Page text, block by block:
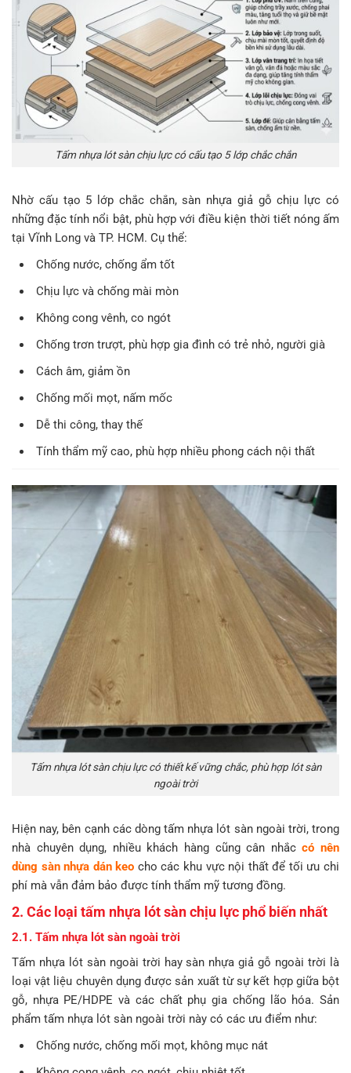
Tấm nhựa lót sàn chịu lực có cấu tạo 5 lớp chắc chắn
Nhờ cấu tạo 5 lớp chắc chắn, sàn nhựa giả gỗ chịu lực có
những đặc tính nổi bật, phù hợp với điều kiện thời tiết nóng ấm
tại Vĩnh Long và TP. HCM. Cụ thể:
Chống nước, chống ẩm tốt
Chịu lực và chống mài mòn
Không cong vênh, co ngót
Chống trơn trượt, phù hợp gia đình có trẻ nhỏ, người già
Cách âm, giảm ồn
Chống mối mọt, nấm mốc
Dễ thi công, thay thế
Tính thẩm mỹ cao, phù hợp nhiều phong cách nội thất
Tấm nhựa lót sàn chịu lực có thiết kế vững chắc, phù hợp lót sàn
ngoài trời
Hiện nay, bên cạnh các dòng tấm nhựa lót sàn ngoài trời, trong
nhà chuyên dụng, nhiều khách hàng cũng cân nhắccó nên
dùng sàn nhựa dán keo cho các khu vực nội thất để tối ưu chi
phí mà vẫn đảm bảo được tính thẩm mỹ tương đồng.
2. Các loại tấm nhựa lót sàn chịu lực phổ biến nhất
2.1. Tấm nhựa lót sàn ngoài trời
Tấm nhựa lót sàn ngoài trời hay sàn nhựa giả gỗ ngoài trời là
loại vật liệu chuyên dụng được sản xuất từ sự kết hợp giữa bột
gỗ, nhựa PE/HDPE và các chất phụ gia chống lão hóa. Sản
phẩm tấm nhựa lót sàn ngoài trời này có các ưu điểm như:
Chống nước, chống mối mọt, không mục nát